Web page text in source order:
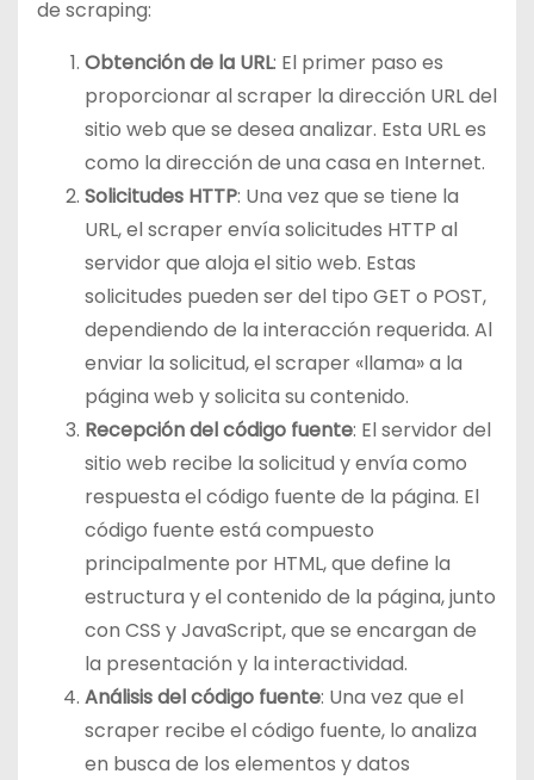
de scraping:
Obtención de la URL: El primer paso es
proporcionar al scraper la dirección URL del
sitio web que se desea analizar. Esta URL es
como la dirección de una casa en Internet.
Solicitudes HTTP: Una vez que se tiene la
URL, el scraper envía solicitudes HTTP al
servidor que aloja el sitio web. Estas
solicitudes pueden ser del tipo GET o POST,
dependiendo de la interacción requerida. Al
enviar la solicitud, el scraper «llama» a la
página web y solicita su contenido.
Recepción del código fuente: El servidor del
sitio web recibe la solicitud y envía como
respuesta el código fuente de la página. El
código fuente está compuesto
principalmente por HTML, que define la
estructura y el contenido de la página, junto
con CSS y JavaScript, que se encargan de
la presentación y la interactividad.
Análisis del código fuente: Una vez que el
scraper recibe el código fuente, lo analiza
en busca de los elementos y datos